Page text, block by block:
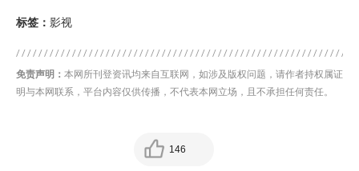
标签： 影视
免责声明： 本网所刊登资讯均来自互联网，如涉及版权问题，请作者持权属证
明与本网联系，平台内容仅供传播，不代表本网立场，且不承担任何责任。
146